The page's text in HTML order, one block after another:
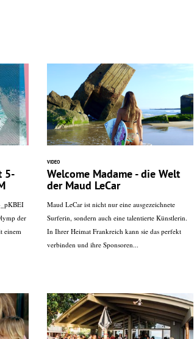
5-
der
einem
VIDEO
Welcome Madame - die Welt
der Maud LeCar
Maud LeCar ist nicht nur eine ausgezeichnete
Surferin, sondern auch eine talentierte Künstlerin.
In Ihrer Heimat Frankreich kann sie das perfekt
verbinden und ihre Sponsoren...